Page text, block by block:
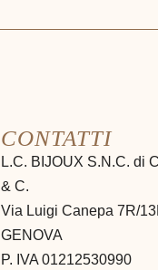
CONTATTI
L.C. BIJOUX S.N.C. di
& C.
Via Luigi Canepa 7R/
GENOVA
P. IVA 01212530990